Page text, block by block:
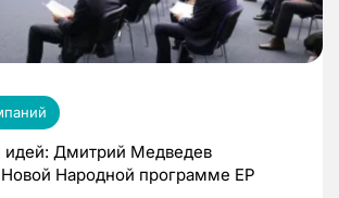
идей: Дмитрий Медведев
Новой Народной программе ЕР